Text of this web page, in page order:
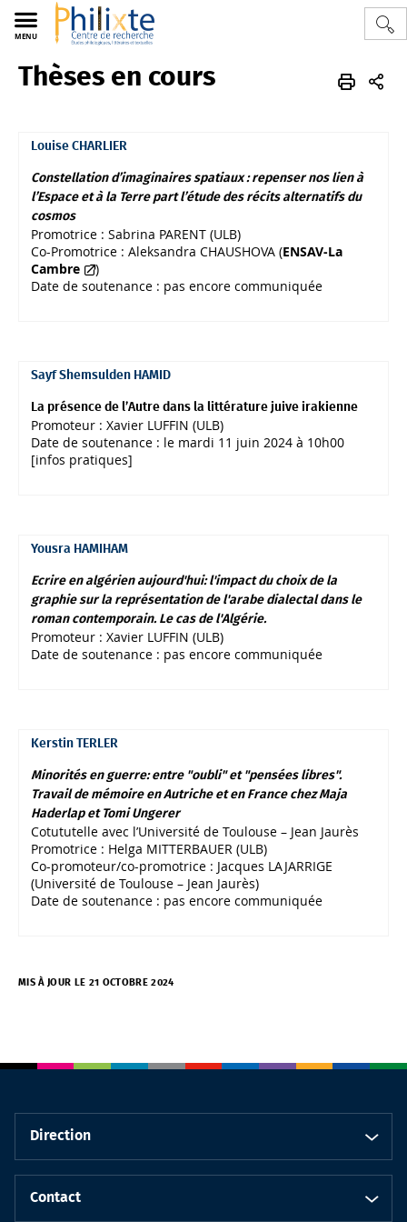
MENU
LTC philixte FR Recherche Doctorats
Thèses en cours
Louise CHARLIER
Constellation d’imaginaires spatiaux : repenser nos lien à
l’Espace et à la Terre part l’étude des récits alternatifs du
cosmos
Promotrice : Sabrina PARENT (ULB)
Co-Promotrice : Aleksandra CHAUSHOVA (ENSAV-La
Cambre
)
Date de soutenance : pas encore communiquée
Sayf Shemsulden HAMID
La présence de l’Autre dans la littérature juive irakienne
Promoteur : Xavier LUFFIN (ULB)
Date de soutenance : le mardi 11 juin 2024 à 10h00
[infos pratiques]
Yousra HAMIHAM
Ecrire en algérien aujourd'hui: l'impact du choix de la
graphie sur la représentation de l'arabe dialectal dans le
roman contemporain. Le cas de l'Algérie.
Promoteur : Xavier LUFFIN (ULB)
Date de soutenance : pas encore communiquée
Kerstin TERLER
Minorités en guerre: entre "oubli" et "pensées libres".
Travail de mémoire en Autriche et en France chez Maja
Haderlap et Tomi Ungerer
Cotututelle avec l’Université de Toulouse – Jean Jaurès
Promotrice : Helga MITTERBAUER (ULB)
Co-promoteur/co-promotrice : Jacques LAJARRIGE
(Université de Toulouse – Jean Jaurès)
Date de soutenance : pas encore communiquée
MIS À JOUR LE 21 OCTOBRE 2024
Direction
Contact